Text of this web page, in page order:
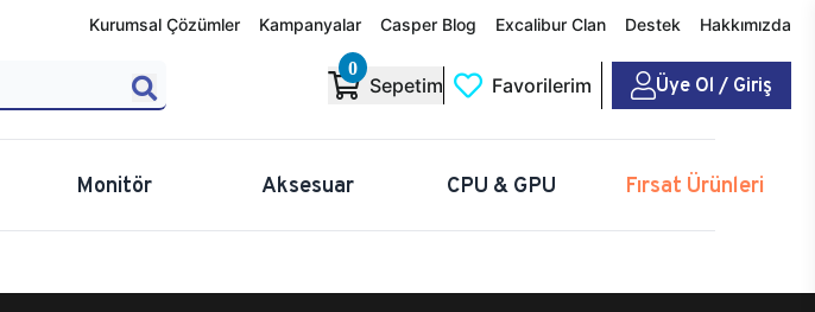
Kurumsal Çözümler Kampanyalar Casper Blog Excalibur Clan Destek Hakkımızda
0
Sepetim Favorilerim Üye Ol / Giriş
Monitör Aksesuar CPU & GPU Fırsat Ürünleri